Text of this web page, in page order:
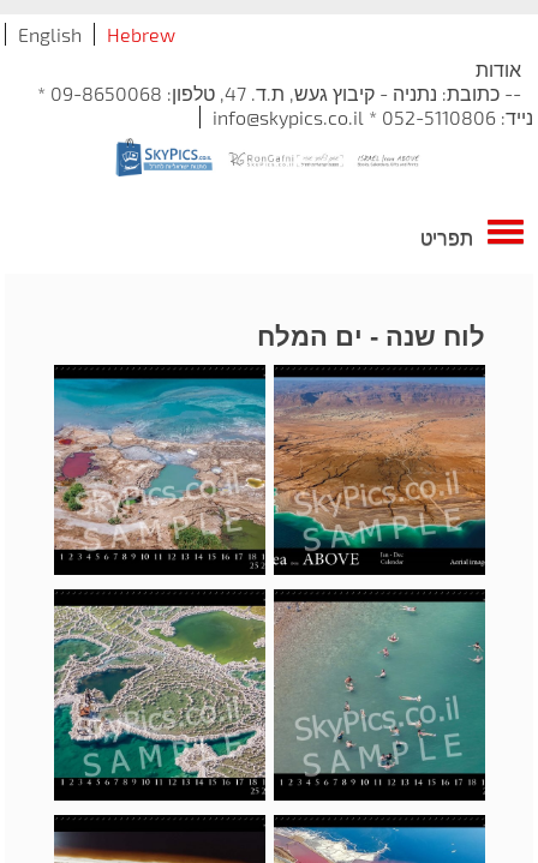
Hebrew
English
אודות
-- כתובת: נתניה - קיבוץ געש, ת.ד. 47, טלפון: 09-8650068 *
נייד: 052-5110806 * info@skypics.co.il
תפריט
לוח שנה - ים המלח